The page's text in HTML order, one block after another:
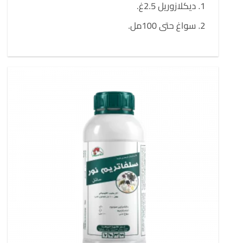
ديكلازوريل 2.5غ.
سواغ حتى 100مل.